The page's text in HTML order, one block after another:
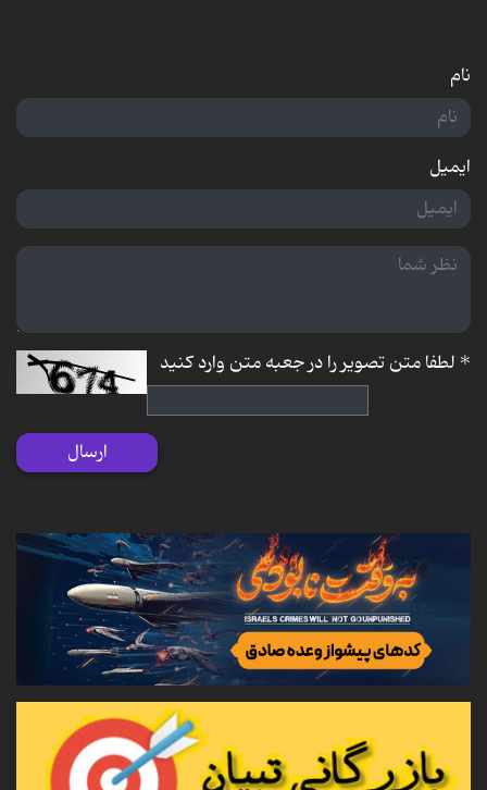
نام
ایمیل
*لطفا متن تصویر را در جعبه متن وارد کنید
ارسال